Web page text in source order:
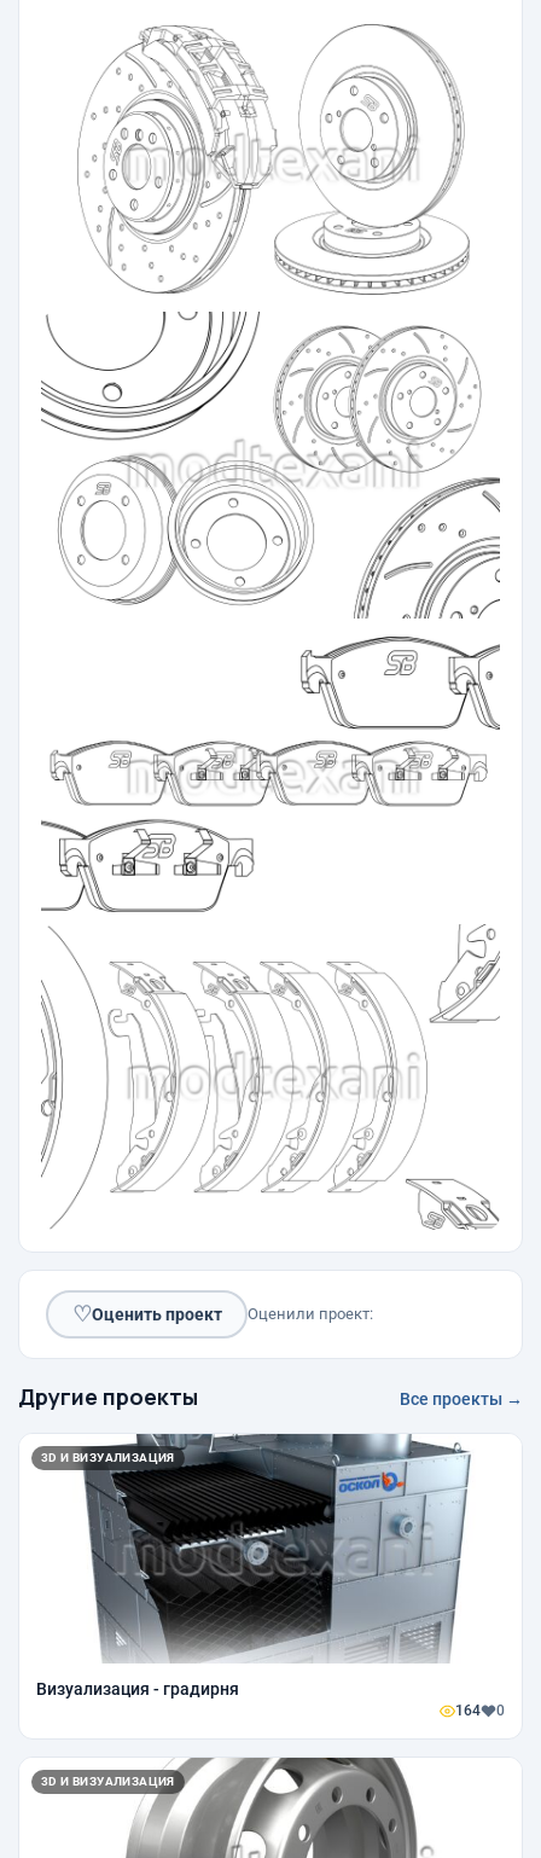
♡Оценить проект Оценили проект:
Другие проекты Все проекты →
3D И ВИЗУАЛИЗАЦИЯ
Визуализация - градирня
164 0
3D И ВИЗУАЛИЗАЦИЯ